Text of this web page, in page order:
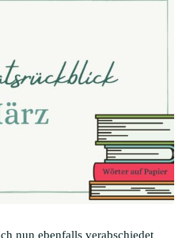
nun ebenfalls verabschiedet